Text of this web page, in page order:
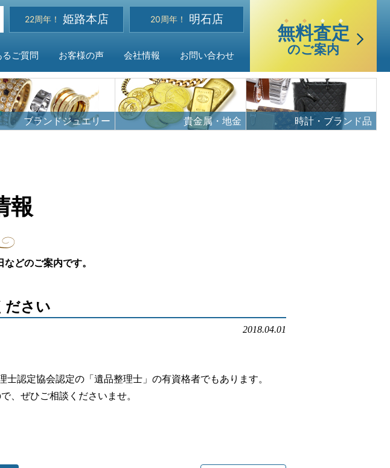
選 べる買取・査定方法
HOME
店舗情報・アクセス
明石店へ電話で問い合わせる
るご質問 お客様の声 会社情報 お問い合わせ
22周年！ 姫路本店 20周年！ 明石店
無料査定
のご案内
ブランドジュエリー 貴金属・地金 時計・ブランド品
報
どのご案内です。
ださい
2018.04.01
認定協会認定の「遺品整理士」の有資格者でもあります。
、ぜひご相談くださいませ。